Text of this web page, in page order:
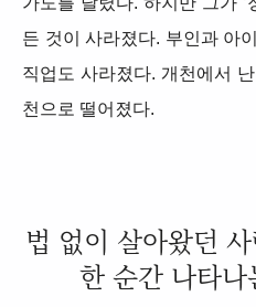
든 것이 사라졌다. 부인과 아
직업도 사라졌다. 개천에서
천으로 떨어졌다.
법 없이 살아왔던
한 순간 나타